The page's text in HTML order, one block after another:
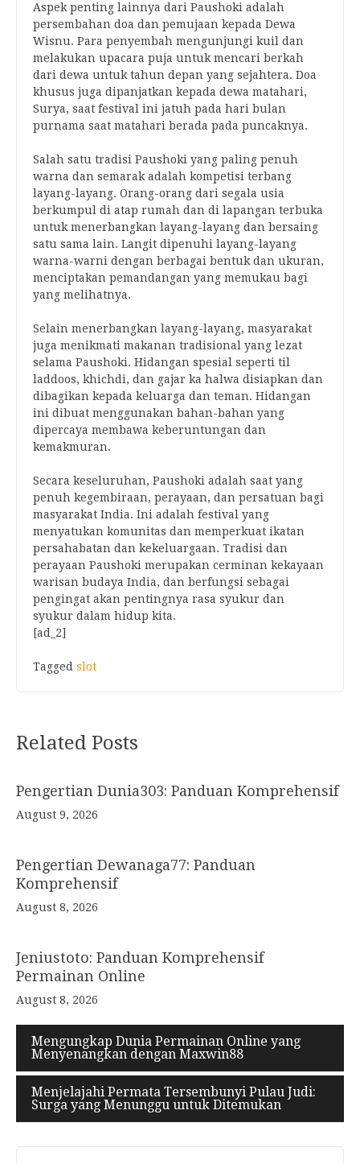
Aspek penting lainnya dari Paushoki adalah
persembahan doa dan pemujaan kepada Dewa
Wisnu. Para penyembah mengunjungi kuil dan
melakukan upacara puja untuk mencari berkah
dari dewa untuk tahun depan yang sejahtera. Doa
khusus juga dipanjatkan kepada dewa matahari,
Surya, saat festival ini jatuh pada hari bulan
purnama saat matahari berada pada puncaknya.
Salah satu tradisi Paushoki yang paling penuh
warna dan semarak adalah kompetisi terbang
layang-layang. Orang-orang dari segala usia
berkumpul di atap rumah dan di lapangan terbuka
untuk menerbangkan layang-layang dan bersaing
satu sama lain. Langit dipenuhi layang-layang
warna-warni dengan berbagai bentuk dan ukuran,
menciptakan pemandangan yang memukau bagi
yang melihatnya.
Selain menerbangkan layang-layang, masyarakat
juga menikmati makanan tradisional yang lezat
selama Paushoki. Hidangan spesial seperti til
laddoos, khichdi, dan gajar ka halwa disiapkan dan
dibagikan kepada keluarga dan teman. Hidangan
ini dibuat menggunakan bahan-bahan yang
dipercaya membawa keberuntungan dan
kemakmuran.
Secara keseluruhan, Paushoki adalah saat yang
penuh kegembiraan, perayaan, dan persatuan bagi
masyarakat India. Ini adalah festival yang
menyatukan komunitas dan memperkuat ikatan
persahabatan dan kekeluargaan. Tradisi dan
perayaan Paushoki merupakan cerminan kekayaan
warisan budaya India, dan berfungsi sebagai
pengingat akan pentingnya rasa syukur dan
syukur dalam hidup kita.
[ad_2]
Tagged slot
Related Posts
Pengertian Dunia303: Panduan Komprehensif
August 9, 2026
Pengertian Dewanaga77: Panduan
Komprehensif
August 8, 2026
Jeniustoto: Panduan Komprehensif
Permainan Online
August 8, 2026
Post
Mengungkap Dunia Permainan Online yang
Menyenangkan dengan Maxwin88
Menjelajahi Permata Tersembunyi Pulau Judi:
Surga yang Menunggu untuk Ditemukan